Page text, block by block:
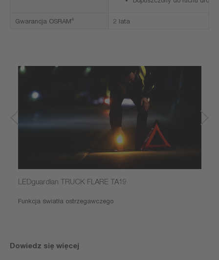
Gwarancja OSRAM4 2 lata
LEDguardian TRUCK FLARE TA19
Funkcja światła ostrzegawczego
Dowiedz się więcej